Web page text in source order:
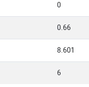
0
0.66
8.601
6